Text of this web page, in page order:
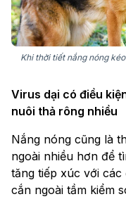
Khi thời tiết nắng nóng
Virus dại có điều
nuôi thả rông nhiều
Nắng nóng cũng là
ngoài nhiều hơn để
tăng tiếp xúc với các
cắn ngoài tầm kiểm